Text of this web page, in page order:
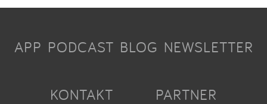
APP PODCAST BLOG NEWSLETTER
KONTAKT PARTNER